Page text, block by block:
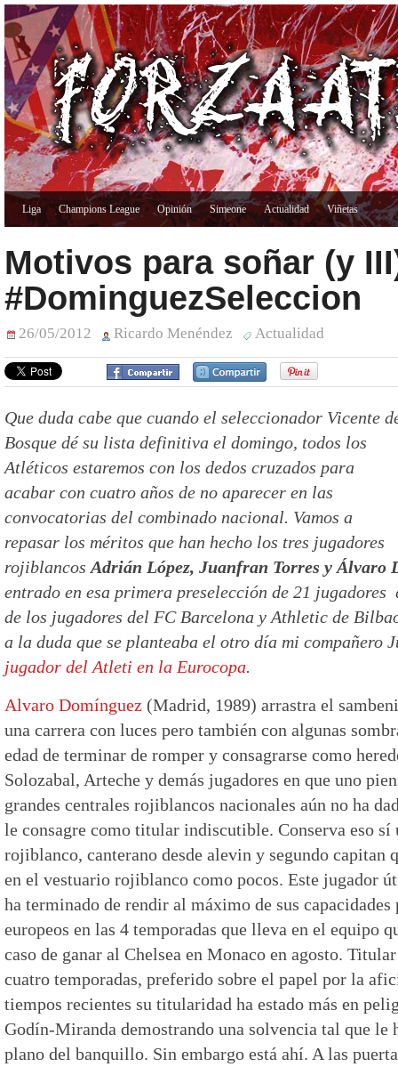
Liga Champions League Opinión Simeone Actualidad Viñetas
Motivos para soñar (y
#DominguezSeleccion
26/05/2012 Ricardo Menéndez Actualidad
Que duda cabe que cuando el seleccionador Vicente
Bosque dé su lista definitiva el domingo, todos los
Atléticos estaremos con los dedos cruzados para
acabar con cuatro años de no aparecer en las
convocatorias del combinado nacional. Vamos a
repasar los méritos que han hecho los tres jugadores
rojiblancos Adrián López, Juanfran Torres y Álvaro
entrado en esa primera preselección de 21 jugadores
de los jugadores del FC Barcelona y Athletic de
a la duda que se planteaba el otro día mi compañero
jugador del Atleti en la Eurocopa.
Alvaro Domínguez (Madrid, 1989) arrastra el
una carrera con luces pero también con algunas
edad de terminar de romper y consagrarse como
Solozabal, Arteche y demás jugadores en que uno
grandes centrales rojiblancos nacionales aún no ha
le consagre como titular indiscutible. Conserva eso sí
rojiblanco, canterano desde alevin y segundo capitan
en el vestuario rojiblanco como pocos. Este jugador
ha terminado de rendir al máximo de sus
europeos en las 4 temporadas que lleva en el equipo
caso de ganar al Chelsea en Monaco en agosto.
cuatro temporadas, preferido sobre el papel por la
tiempos recientes su titularidad ha estado más en
Godín-Miranda demostrando una solvencia tal que le
plano del banquillo. Sin embargo está ahí. A las